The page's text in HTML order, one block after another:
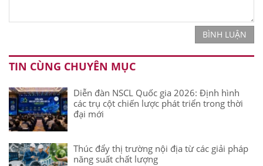
BÌNH LUẬN
TIN CÙNG CHUYÊN MỤC
Diễn đàn NSCL Quốc gia 2026: Định hình
các trụ cột chiến lược phát triển trong thời
đại mới
Thúc đẩy thị trường nội địa từ các giải pháp
năng suất chất lượng